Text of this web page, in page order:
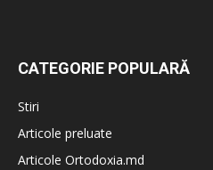
CATEGORIE POPULARĂ
Stiri
Articole preluate
Articole Ortodoxia.md